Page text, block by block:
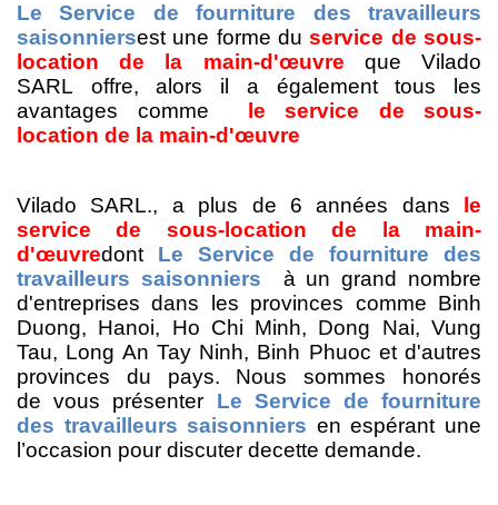
Le Service de fourniture des travailleurs
saisonniersest une forme duservice de sous-
locationde la main-d'œuvre que Vilado
SARL offre,alors il a égalementtous les
avantages comme
le service
de sous-
location de la main-d'œuvre
Vilado SARL., a plus de 6 années dans
le
service
de sous-locationde la main-
d'œuvredont Le Service de fourniture des
travailleurs saisonniers
à un grand nombre
d'entreprisesdans les provinces comme Binh
Duong, Hanoi, Ho Chi Minh, Dong Nai, Vung
Tau, Long An Tay Ninh, Binh Phuoc et d'autres
provinces du pays. Nous sommes honorés
devous présenter Le Service de fourniture
des travailleurs saisonniers en espérant une
l’occasion pour discuter decette demande.